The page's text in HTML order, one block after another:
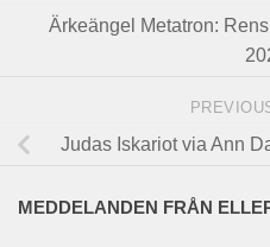
Ärkeängel Metatron:
Judas Iskariot via Ann
MEDDELANDEN FRÅN